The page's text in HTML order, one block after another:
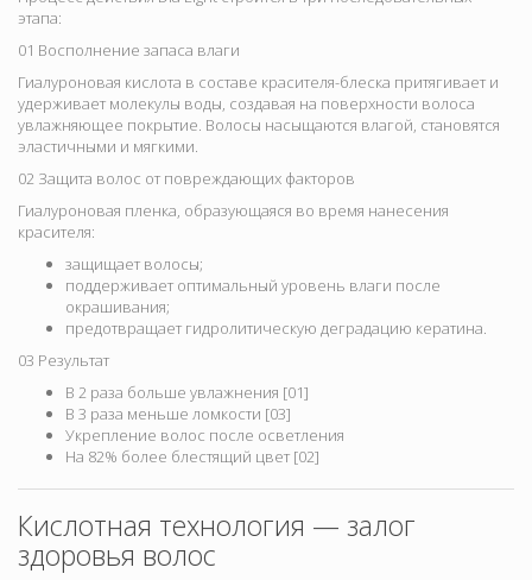
этапа:
01 Восполнение запаса влаги
Гиалуроновая кислота в составе красителя-блеска притягивает и
удерживает молекулы воды, создавая на поверхности волоса
увлажняющее покрытие. Волосы насыщаются влагой, становятся
эластичными и мягкими.
02 Защита волос от повреждающих факторов
Гиалуроновая пленка, образующаяся во время нанесения
красителя:
защищает волосы;
поддерживает оптимальный уровень влаги после
окрашивания;
предотвращает гидролитическую деградацию кератина.
03 Результат
В 2 раза больше увлажнения [01]
В 3 раза меньше ломкости [03]
Укрепление волос после осветления
На 82% более блестящий цвет [02]
Кислотная технология — залог
здоровья волос